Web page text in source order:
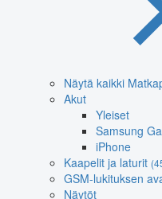
Näytä kaikki
Akut
Yleiset
Samsung
iPhone
Kaapelit ja laturit
GSM-lukituksen
Näytöt